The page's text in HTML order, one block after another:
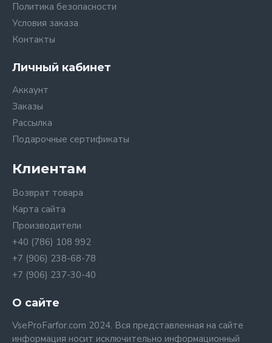
Политика безопасности
Условия заказа
Контакты
Личный кабинет
Аккаунт
Заказы
Рассылка
Подарочные сертификаты
Клиентам
Возврат товара
Карта сайта
Производители
+40 (786) 108 992
+7 (906) 238-68-78
+7 (906) 237-30-40
О сайте
VseProFarfor.com 2024. Вся представленная на сайте
информация носит исключительно информационный